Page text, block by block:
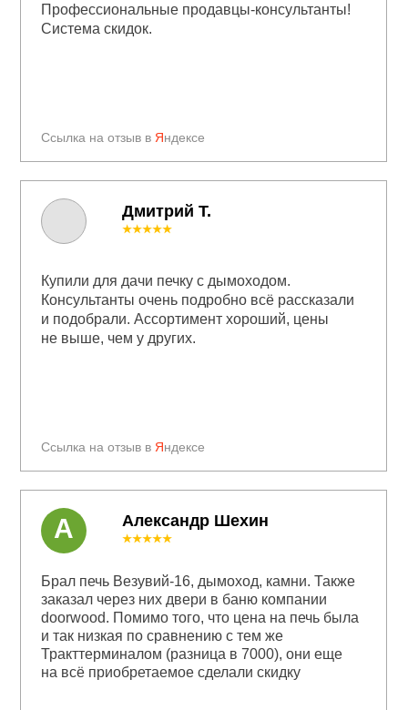
Ссылка на отзыв в Яндексе
Профессиональные продавцы-консультанты!
Система скидок.
Ссылка на отзыв в Яндексе
★★★★★
Купили для дачи печку с дымоходом.
Консультанты очень подробно всё рассказали
и подобрали. Ассортимент хороший, цены
не выше, чем у других.
Александр Шехин
★★★★★
Брал печь Везувий-16, дымоход, камни. Также
заказал через них двери в баню компании
doorwood. Помимо того, что цена на печь была
и так низкая по сравнению с тем же
Тракттерминалом (разница в 7000), они еще
на всё приобретаемое сделали скидку
А
Дмитрий Т.